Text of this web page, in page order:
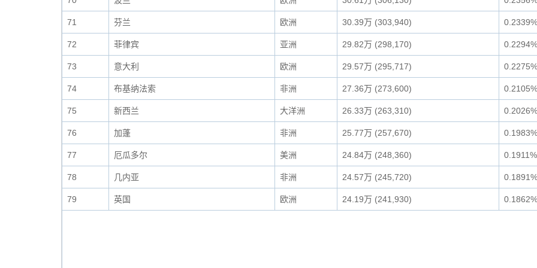
71 芬兰 欧洲 30.39万 (303,940) 0.2339%
72 菲律宾 亚洲 29.82万 (298,170) 0.2294%
73 意大利 欧洲 29.57万 (295,717) 0.2275%
74 布基纳法索 非洲 27.36万 (273,600) 0.2105%
75 新西兰 大洋洲 26.33万 (263,310) 0.2026%
76 加蓬 非洲 25.77万 (257,670) 0.1983%
77 厄瓜多尔 美洲 24.84万 (248,360) 0.1911%
78 几内亚 非洲 24.57万 (245,720) 0.1891%
79 英国 欧洲 24.19万 (241,930) 0.1862%